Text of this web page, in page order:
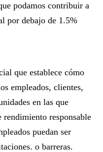
podamos contribuir a
por debajo de 1.5%
que establece cómo
empleados, clientes,
en las que
rendimiento responsable
puedan ser
o barreras.